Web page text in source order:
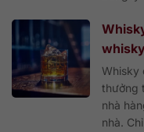
Whisky
thưởng
nhà
nhà.